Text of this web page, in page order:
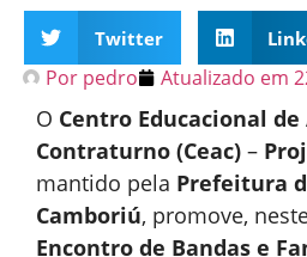
Twitter
Por pedro Atualizado em
O Centro Educacional
Contraturno (Ceac) –
mantido pela Prefeitura
Camboriú, promove,
Encontro de Bandas e